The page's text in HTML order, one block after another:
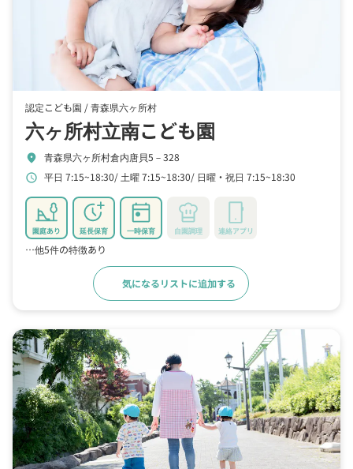
認定こども園 /青森県六ヶ所村
六ヶ所村立南こども園
location_on 青森県六ヶ所村倉内唐貝5－328
schedule 平日 7:15~18:30 土曜 7:15~18:30 日曜・祝日 7:15~18:30
園庭あり 延長保育 一時保育 自園調理 連絡アプリ
…他5件の特徴あり
気になるリストに追加する